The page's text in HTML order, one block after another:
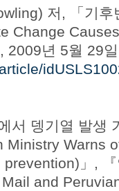
저, 「기후
Change
2009년 5월 29
서 뎅기열 발생
Ministry Warns
」,
and